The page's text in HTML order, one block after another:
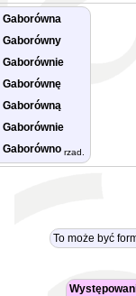
Gaborówna
Gaborówny
Gaborównie
Gaborównę
Gaborówną
Gaborównie
Gaborówno rzad.
To może być